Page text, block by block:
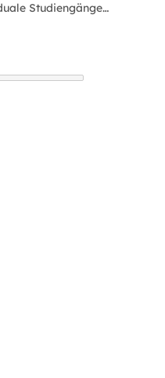
Weiterbildung, duale Studiengänge (6)